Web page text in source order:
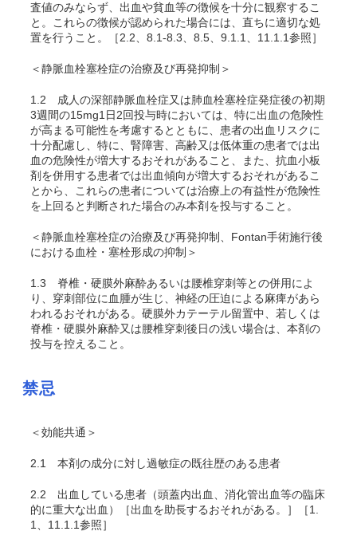
査値のみならず、出血や貧血等の徴候を十分に観察するこ
と。これらの徴候が認められた場合には、直ちに適切な処
置を行うこと。［2.2、8.1-8.3、8.5、9.1.1、11.1.1参照］
＜静脈血栓塞栓症の治療及び再発抑制＞
1.2 成人の深部静脈血栓症又は肺血栓塞栓症発症後の初期
3週間の15mg1日2回投与時においては、特に出血の危険性
が高まる可能性を考慮するとともに、患者の出血リスクに
十分配慮し、特に、腎障害、高齢又は低体重の患者では出
血の危険性が増大するおそれがあること、また、抗血小板
剤を併用する患者では出血傾向が増大するおそれがあるこ
とから、これらの患者については治療上の有益性が危険性
を上回ると判断された場合のみ本剤を投与すること。
＜静脈血栓塞栓症の治療及び再発抑制、Fontan手術施行後
における血栓・塞栓形成の抑制＞
1.3 脊椎・硬膜外麻酔あるいは腰椎穿刺等との併用によ
り、穿刺部位に血腫が生じ、神経の圧迫による麻痺があら
われるおそれがある。硬膜外カテーテル留置中、若しくは
脊椎・硬膜外麻酔又は腰椎穿刺後日の浅い場合は、本剤の
投与を控えること。
禁忌
＜効能共通＞
2.1 本剤の成分に対し過敏症の既往歴のある患者
2.2 出血している患者（頭蓋内出血、消化管出血等の臨床
的に重大な出血）［出血を助長するおそれがある。］［1.
1、11.1.1参照］